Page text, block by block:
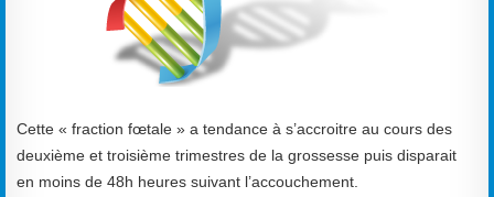
Cette « fraction fœtale » a tendance à s’accroitre au cours des
deuxième et troisième trimestres de la grossesse puis disparait
en moins de 48h heures suivant l’accouchement.